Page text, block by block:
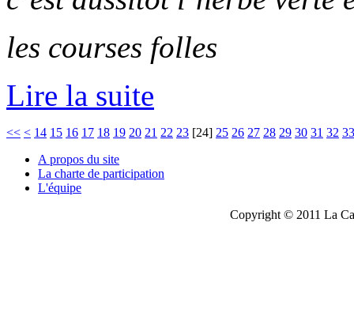
les courses folles
Lire la suite
<< < 14 15 16 17 18 19 20 21 22 23 [24] 25 26 27 28 29 30 31 32 33
A propos du site
La charte de participation
L'équipe
Copyright © 2011 La